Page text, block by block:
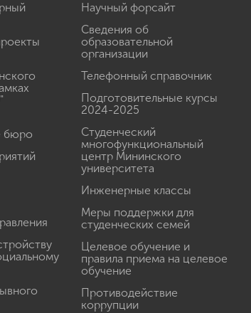
бюро
Научный форсайт
Сведения об
образовательной
организации
Телефонный справочник
Подготовительные курсы
2024-2025
Студенческий
многофункциональный
центр Мининского
университета
Инженерные классы
Меры поддержки для
студенческих семей
Целевое обучение и
правила приема на целевое
обучение
Противодействие
коррупции